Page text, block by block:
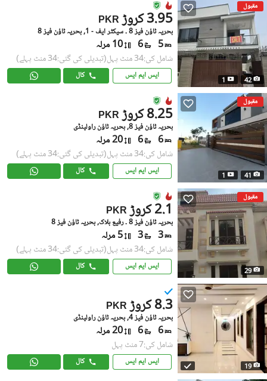
مقبول
42
1
PKR 3.95 کروڑ
بحریہ ٹاؤن فیز 8 ۔ سیکٹر ایف - 1, بحریہ ٹاؤن فیز 8
5
6 10 مرلہ
شامل کی:34 منٹ پہل (تبدیلی کی گئی:34 منٹ پہلے)
ایس ایم ایس کال
مقبول
41
1
PKR 8.25 کروڑ
بحریہ ٹاؤن فیز 8, بحریہ ٹاؤن راولپنڈی
6
6 20 مرلہ
شامل کی:34 منٹ پہل (تبدیلی کی گئی:34 منٹ پہلے)
ایس ایم ایس کال
مقبول
29
PKR 2.1 کروڑ
بحریہ ٹاؤن فیز 8 ۔ رفیع بلاک, بحریہ ٹاؤن فیز 8
3
3 5 مرلہ
شامل کی:34 منٹ پہل (تبدیلی کی گئی:34 منٹ پہلے)
ایس ایم ایس کال
19
PKR 8.3 کروڑ
بحریہ ٹاؤن فیز 4, بحریہ ٹاؤن راولپنڈی
6
6 20 مرلہ
شامل کی:7 منٹ پہل
ایس ایم ایس کال